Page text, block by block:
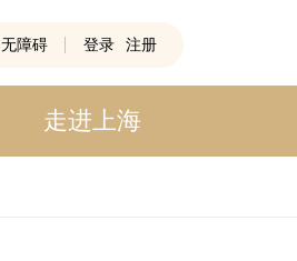
无障碍 登录 注册
走进上海